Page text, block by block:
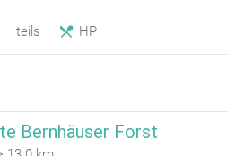
teils HP
Bernhäuser Forst